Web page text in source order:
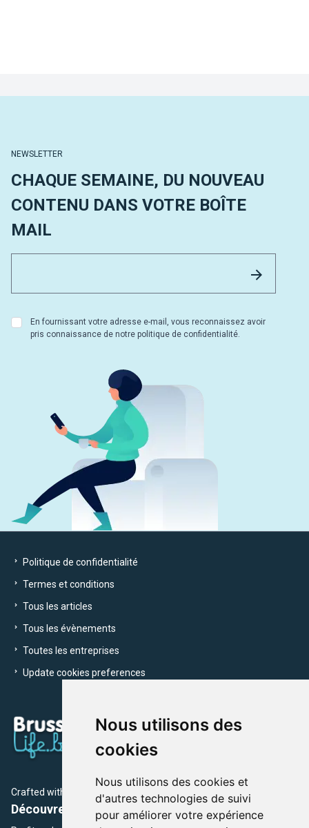
Nous utilisons des
cookies
Nous utilisons des cookies et
d'autres technologies de suivi
pour améliorer votre expérience
NEWSLETTER
CHAQUE SEMAINE, DU NOUVEAU
CONTENU DANS VOTRE BOÎTE
MAIL
En fournissant votre adresse e-mail, vous reconnaissez avoir
pris connaissance de notre politique de confidentialité.
Politique de confidentialité
Termes et conditions
Tous les articles
Tous les évènements
Toutes les entreprises
Update cookies preferences
Crafted with by Brusselslife Team
Découvrez plus de 12 000 adresses et événements